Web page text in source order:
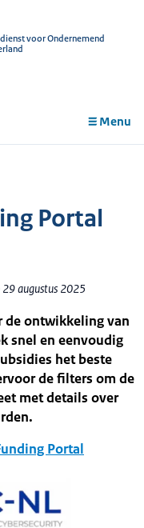
voor Ondernemend
Menu
Portal
29 augustus 2025
de ontwikkeling van
snel en eenvoudig
het beste
de filters om de
met details over
Portal